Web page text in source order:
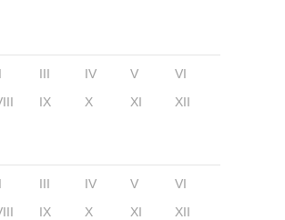
III IV V
VI
IX X XI XII
III IV V
VI
IX X XI XII